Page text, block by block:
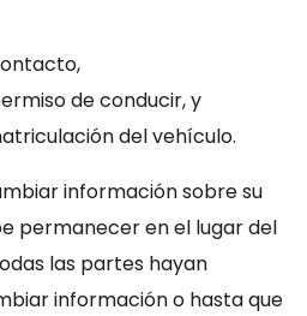
de conducir, y
del vehículo.
información sobre su
permanecer en el lugar del
las partes hayan
información o hasta que